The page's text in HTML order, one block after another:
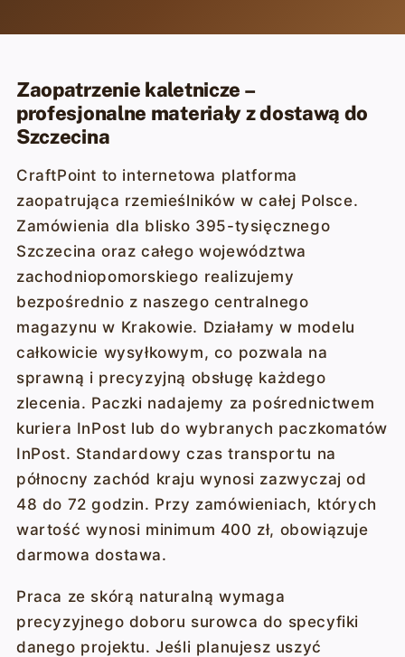
Zaopatrzenie kaletnicze –
profesjonalne materiały z dostawą do
Szczecina
CraftPoint to internetowa platforma
zaopatrująca rzemieślników w całej Polsce.
Zamówienia dla blisko 395-tysięcznego
Szczecina oraz całego województwa
zachodniopomorskiego realizujemy
bezpośrednio z naszego centralnego
magazynu w Krakowie. Działamy w modelu
całkowicie wysyłkowym, co pozwala na
sprawną i precyzyjną obsługę każdego
zlecenia. Paczki nadajemy za pośrednictwem
kuriera InPost lub do wybranych paczkomatów
InPost. Standardowy czas transportu na
północny zachód kraju wynosi zazwyczaj od
48 do 72 godzin. Przy zamówieniach, których
wartość wynosi minimum 400 zł, obowiązuje
darmowa dostawa.
Praca ze skórą naturalną wymaga
precyzyjnego doboru surowca do specyfiki
danego projektu. Jeśli planujesz uszyć